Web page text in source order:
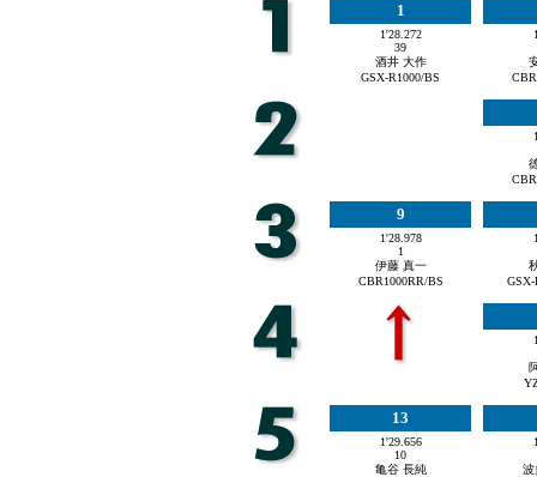
1
1'28.272
39
酒井 大作
GSX-R1000/BS
9
1'28.978
1
伊藤 真一
CBR1000RR/BS
13
1'29.656
10
亀谷 長純
波